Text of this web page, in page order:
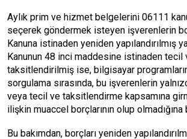
Aylık prim ve hizmet belgelerini 06111
seçerek göndermek isteyen işverenlerin
Kanuna istinaden yeniden yapılandırılmış
Kanunun 48 inci maddesine istinaden tecil
taksitlendirilmiş ise, bilgisayar
sorgulama sırasında, bu işverenlerin
veya tecil ve taksitlendirme kapsamına
ilişkin muaccel borçlarının olup olmadığına
Bu bakımdan, borçları yeniden